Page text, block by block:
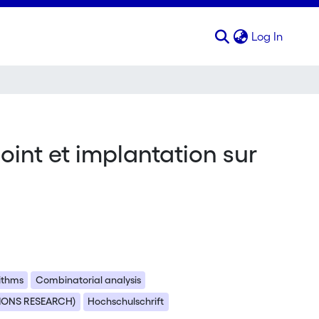
Log In
et implantation sur
Combinatorial analysis
RESEARCH) Hochschulschrift